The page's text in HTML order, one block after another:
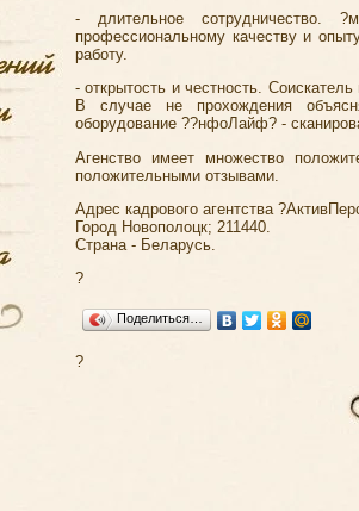
- длительное сотрудничество.
профессиональному качеству и
работу.
- открытость и честность.
В случае не прохождения
оборудование ??нфоЛайф? -
Агенство имеет множество
положительными отзывами.
Адрес кадрового агентства
Город Новополоцк; 211440.
Страна - Беларусь.
?
Поделиться…
?